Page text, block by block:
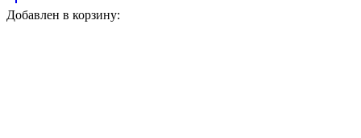
Добавлен в корзину: